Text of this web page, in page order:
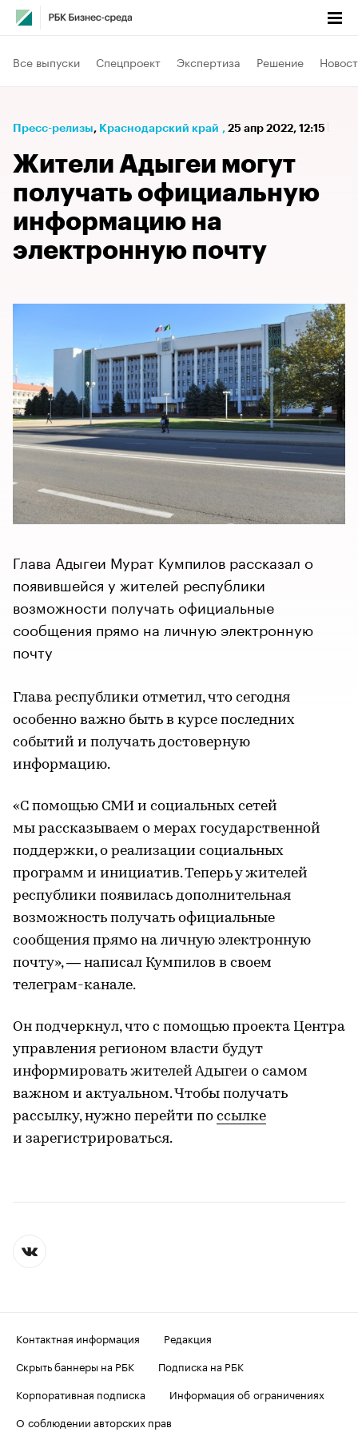
Все выпуски Спецпроект Экспертиза Решение
Пресс-релизы⁠, Краснодарский край , 25 апр 2022, 12:15
Жители Адыгеи могут
получать официальную
информацию на
электронную почту
Глава Адыгеи Мурат Кумпилов рассказал о
появившейся у жителей республики
возможности получать официальные
сообщения прямо на личную электронную
почту
Глава республики отметил, что сегодня
особенно важно быть в курсе последних
событий и получать достоверную
информацию.
«С помощью СМИ и социальных сетей
мы рассказываем о мерах государственной
поддержки, о реализации социальных
программ и инициатив. Теперь у жителей
республики появилась дополнительная
возможность получать официальные
сообщения прямо на личную электронную
почту», — написал Кумпилов в своем
телеграм-канале.
Он подчеркнул, что с помощью проекта Центра
управления регионом власти будут
информировать жителей Адыгеи о самом
важном и актуальном. Чтобы получать
рассылку, нужно перейти по ссылке
и зарегистрироваться.
Контактная информация
Редакция
Скрыть баннеры на РБК
Подписка на РБК
Корпоративная подписка
Информация об ограничениях
О соблюдении авторских прав